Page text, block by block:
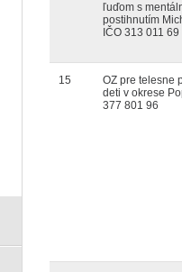
ľuďom s
postihnutím
IČO 313 011 69
15
OZ pre telesne
deti v okrese
377 801 96